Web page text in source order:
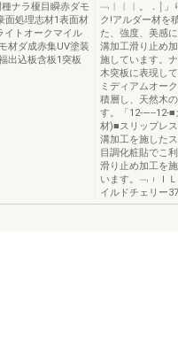
ナラ榎目瞬赤ダモ
面処理志材1表面材
イトオークマイル
材ダ成赤集UV塗装
出込板含板1突板
﹁︱︱︱。．￨」
ク!アルダー材を
た、強度、美感
溝加工滑り止め
施しています。
木突板に表現し
ミディアムオー
積層し、天然木
す。「12-―‐-12-
材)■スリップレ
溝加工を施した
目調化粧貼でこ
滑り止め加工を
います。﹁︲
イルドチェリー